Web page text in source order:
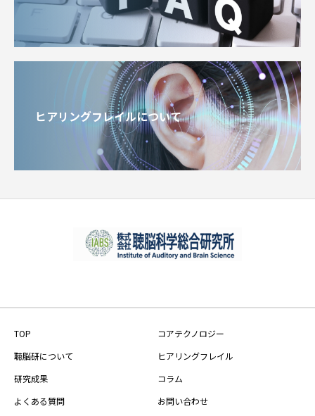
ヒアリングフレイルについて
TOP
コアテクノロジー
聴脳研について
ヒアリングフレイル
研究成果
コラム
よくある質問
お問い合わせ